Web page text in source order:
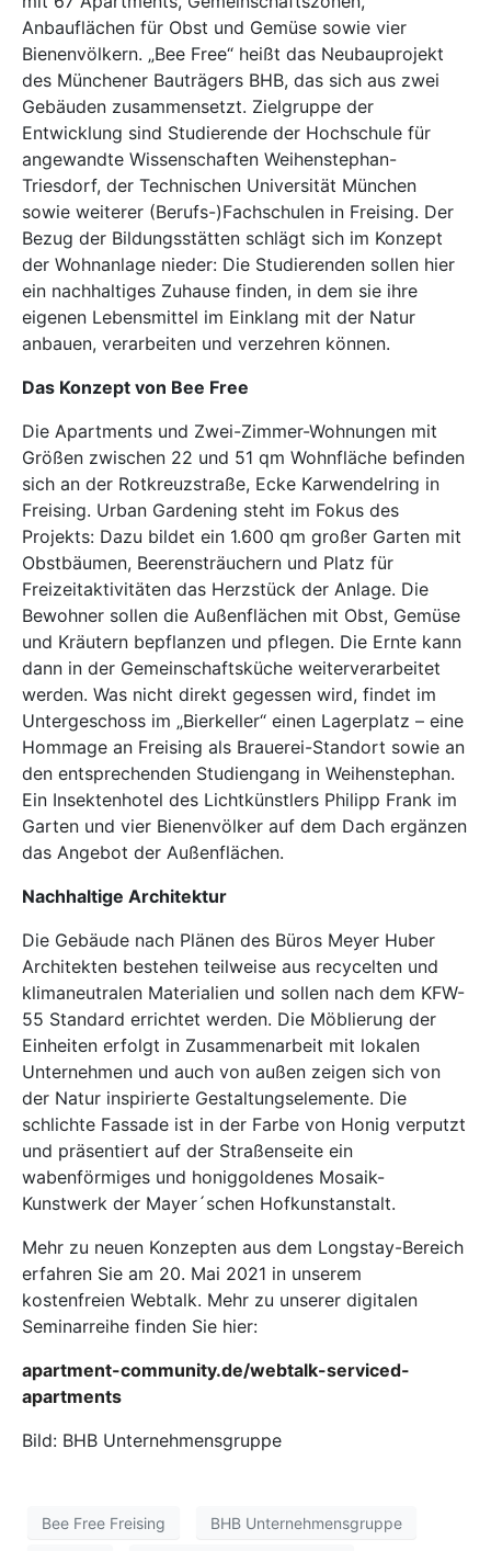
Anbauflächen für Obst und Gemüse sowie vier
Bienenvölkern. „Bee Free“ heißt das Neubauprojekt
des Münchener Bauträgers BHB, das sich aus zwei
Gebäuden zusammensetzt. Zielgruppe der
Entwicklung sind Studierende der Hochschule für
angewandte Wissenschaften Weihenstephan-
Triesdorf, der Technischen Universität München
sowie weiterer (Berufs-)Fachschulen in Freising. Der
Bezug der Bildungsstätten schlägt sich im Konzept
der Wohnanlage nieder: Die Studierenden sollen hier
ein nachhaltiges Zuhause finden, in dem sie ihre
eigenen Lebensmittel im Einklang mit der Natur
anbauen, verarbeiten und verzehren können.
Das Konzept von Bee Free
Die Apartments und Zwei-Zimmer-Wohnungen mit
Größen zwischen 22 und 51 qm Wohnfläche befinden
sich an der Rotkreuzstraße, Ecke Karwendelring in
Freising. Urban Gardening steht im Fokus des
Projekts: Dazu bildet ein 1.600 qm großer Garten mit
Obstbäumen, Beerensträuchern und Platz für
Freizeitaktivitäten das Herzstück der Anlage. Die
Bewohner sollen die Außenflächen mit Obst, Gemüse
und Kräutern bepflanzen und pflegen. Die Ernte kann
dann in der Gemeinschaftsküche weiterverarbeitet
werden. Was nicht direkt gegessen wird, findet im
Untergeschoss im „Bierkeller“ einen Lagerplatz – eine
Hommage an Freising als Brauerei-Standort sowie an
den entsprechenden Studiengang in Weihenstephan.
Ein Insektenhotel des Lichtkünstlers Philipp Frank im
Garten und vier Bienenvölker auf dem Dach ergänzen
das Angebot der Außenflächen.
Nachhaltige Architektur
Die Gebäude nach Plänen des Büros Meyer Huber
Architekten bestehen teilweise aus recycelten und
klimaneutralen Materialien und sollen nach dem KFW-
55 Standard errichtet werden. Die Möblierung der
Einheiten erfolgt in Zusammenarbeit mit lokalen
Unternehmen und auch von außen zeigen sich von
der Natur inspirierte Gestaltungselemente. Die
schlichte Fassade ist in der Farbe von Honig verputzt
und präsentiert auf der Straßenseite ein
wabenförmiges und honiggoldenes Mosaik-
Kunstwerk der Mayer´schen Hofkunstanstalt.
Mehr zu neuen Konzepten aus dem Longstay-Bereich
erfahren Sie am 20. Mai 2021 in unserem
kostenfreien Webtalk. Mehr zu unserer digitalen
Seminarreihe finden Sie hier:
apartment-community.de/webtalk-serviced-
apartments
Bild: BHB Unternehmensgruppe
Bee Free Freising BHB Unternehmensgruppe